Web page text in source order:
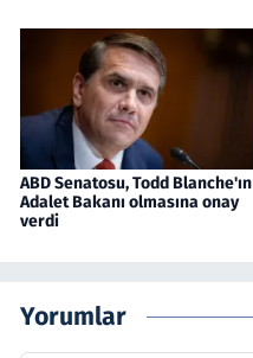
ABD Senatosu, Todd Blanche'ın
Adalet Bakanı olmasına onay
verdi
Yorumlar